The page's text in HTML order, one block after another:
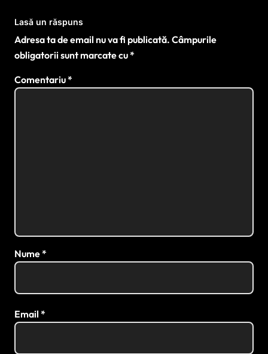
Lasă un răspuns
Adresa ta de email nu va fi publicată. Câmpurile
obligatorii sunt marcate cu*
Comentariu*
Nume*
Email *